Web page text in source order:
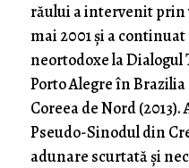
răului a intervenit prin
mai 2001 și a
neortodoxe la
Porto Alegre în
Coreea de Nord
Pseudo-Sinodul din
adunare scurtată și